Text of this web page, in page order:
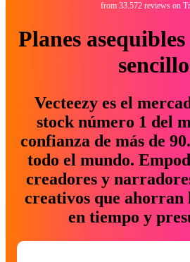
from 33.572 reviews on
Planes
Vecteezy es el
stock número 1 del
confianza de más de
todo el mundo.
creadores y
creativos que ahorran
en tiempo y